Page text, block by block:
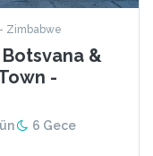
Zimbabwe
&
-
6 Gece